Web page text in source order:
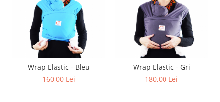
Wrap Elastic - Bleu
160,00 Lei
Wrap Elastic - Gri
180,00 Lei